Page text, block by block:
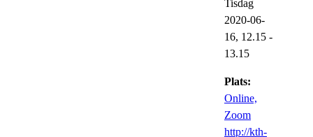
Tisdag
2020-06-
16, 12.15 -
13.15
Plats:
Online,
Zoom
http://kth-